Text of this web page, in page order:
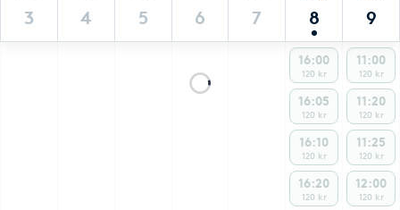
3 4 5 6 7 8 9
16:00
120 kr
16:05
120 kr
16:10
120 kr
16:20
120 kr
11:00
120 kr
11:20
120 kr
11:25
120 kr
12:00
120 kr